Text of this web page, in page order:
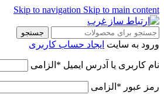
Skip to navigationSkip to main
جستجو
به سایتایجاد حساب کاربری
کاربری یا آدرس ایمیل*الزامی
عبور*الزامی